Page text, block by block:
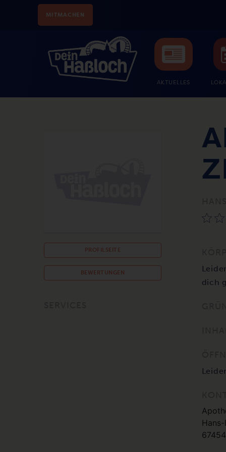
MITMACHEN
AKTUELLES
PROFILSEITE
BEWERTUNGEN
dich